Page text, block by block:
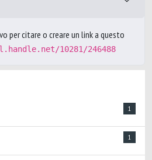
per citare o creare un link a questo
10281/246488
1
1